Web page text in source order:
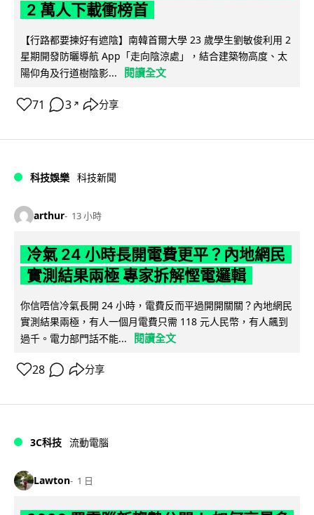
2 萬人下載衝榜首
【行路都要揀好有遮陰】南韓首爾大學 23 歲學生劉敏俊利用 2
星期開發防曬導航 App「走向陰涼處」，結合建築物高度、太
陽仰角及行道樹陰影...
閱讀全文
71 3 ↗ 分享
科技娛樂 科技新聞
arthur 13 小時
冷氣 24 小時長開電費更平？內地網民
實測結果兩極 專家拆解慳電邏輯
你信唔信冷氣長開 24 小時，電費反而平過開開關關？內地網民
實測結果兩極，有人一個月電費只需 118 元人民幣，有人飆到
過千。電力部門話不能...
閱讀全文
28 分享
3C科技 流動電腦
Lawton 1 日